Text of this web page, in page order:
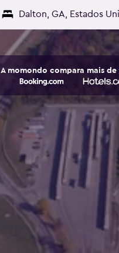
A momondo compara mais